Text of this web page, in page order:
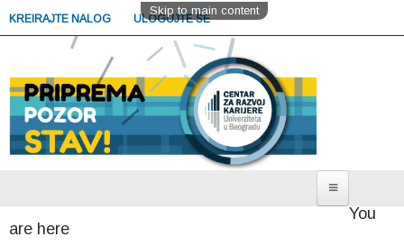
Skip to main content
KREIRAJTE NALOG ULOGUJTE SE
Sekcija za studente
You
are here